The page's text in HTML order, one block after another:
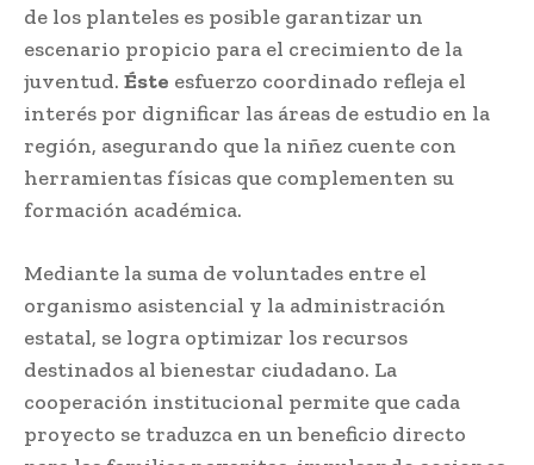
de los planteles es posible garantizar un
escenario propicio para el crecimiento de la
juventud. Éste esfuerzo coordinado refleja el
interés por dignificar las áreas de estudio en la
región, asegurando que la niñez cuente con
herramientas físicas que complementen su
formación académica.
Mediante la suma de voluntades entre el
organismo asistencial y la administración
estatal, se logra optimizar los recursos
destinados al bienestar ciudadano. La
cooperación institucional permite que cada
proyecto se traduzca en un beneficio directo